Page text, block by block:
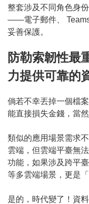
整套涉及不同角色身
——電子郵件、
妥善保護。
防勒索韌性最
力提供可靠的
倘若不幸丟掉一個檔
能直接損失金錢，當
類似的應用場景需求
雲端，但雲端平臺無
功能，如果涉及跨平
等多雲端場景，更是
是的，時代變了！資